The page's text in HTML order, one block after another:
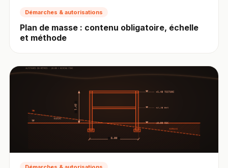
Démarches & autorisations
Plan de masse : contenu obligatoire, échelle
et méthode